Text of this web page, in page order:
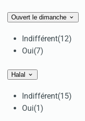
Ouvert le dimanche
Indifférent(12)
Oui(7)
Halal
Indifférent(15)
Oui(1)